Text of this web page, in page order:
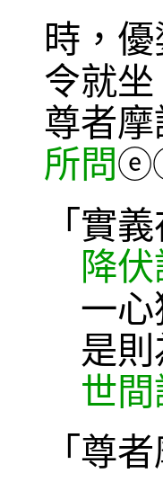
時，
令就
尊者
所問ⓔ
「實
降
一心
是則
世
「尊